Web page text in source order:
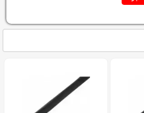
7
9
(1)
12
(1)